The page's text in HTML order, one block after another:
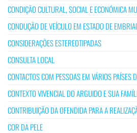
CONDIÇÃO CULTURAL, SOCIAL E ECONÓMICA
CONDUÇÃO DE VEÍCULO EM ESTADO DE
CONSIDERAÇÕES ESTEREOTIPADAS
CONSULTA LOCAL
CONTACTOS COM PESSOAS EM VÁRIOS PAÍSES
CONTEXTO VIVENCIAL DO ARGUIDO E SUA
CONTRIBUIÇÃO DA OFENDIDA PARA A
COR DA PELE